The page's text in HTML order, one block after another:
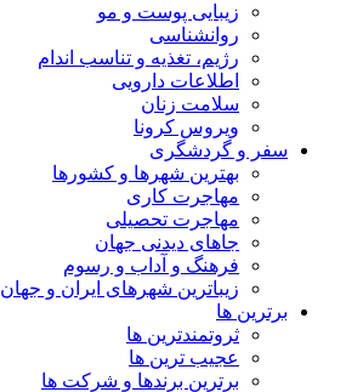
زیبایی پوست و مو
روانشناسی
رژیم، تغذیه و تناسب اندام
اطلاعات دارویی
سلامت زنان
ویروس کرونا
سفر و گردشگری
بهترین شهرها و کشورها
مهاجرت کاری
مهاجرت تحصیلی
جاهای دیدنی جهان
فرهنگ و آداب و رسوم
زیباترین شهرهای ایران و جهان
برترین ها
ثروتمندترین ها
عجیب ترین ها
برترین برندها و شرکت ها